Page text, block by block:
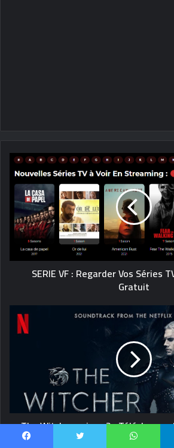
SERIE VF : Regarder Vos Séries
Gratuit
The Witcher saison 2 :